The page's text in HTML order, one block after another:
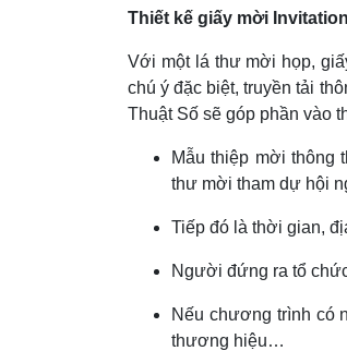
Thiết kế giấy mời
Với một lá thư mời họp,
chú ý đặc biệt, truyền tải
Thuật Số sẽ góp phần vào
Mẫu thiệp mời thông
thư mời tham dự hội
Tiếp đó là thời gian,
Người đứng ra tổ
Nếu chương trình có
thương hiệu…